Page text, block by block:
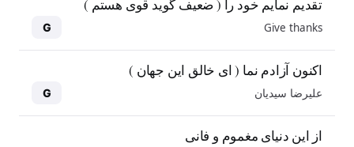
تقدیم نمایم خود را ( ضعیف گوید قوی هستم )
Give thanks
G
اکنون آزادم نما ( ای خالق این جهان )
علیرضا سیدیان G
از این دنیای مغموم و فانی